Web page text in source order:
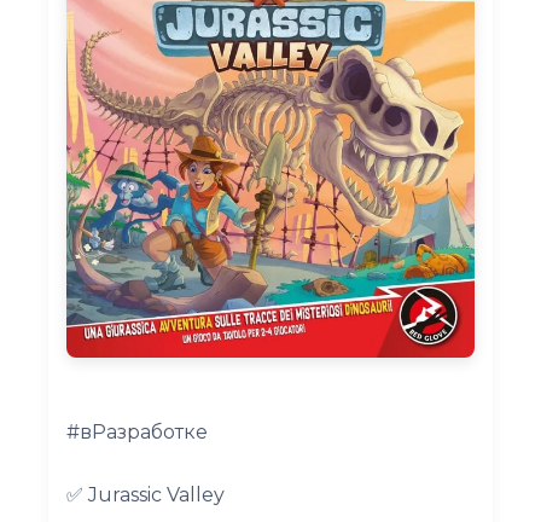
#вРазработке
✅ Jurassic Valley